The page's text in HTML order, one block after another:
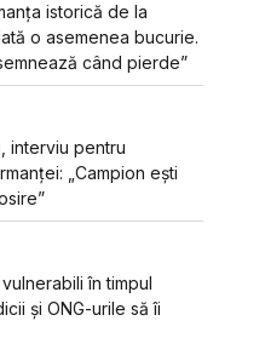
istorică de la
o asemenea bucurie.
când pierde”
interviu pentru
„Campion ești
în timpul
și ONG-urile să îi